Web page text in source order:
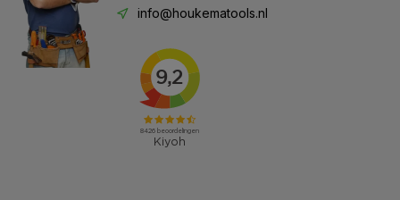
info@houkematools.nl